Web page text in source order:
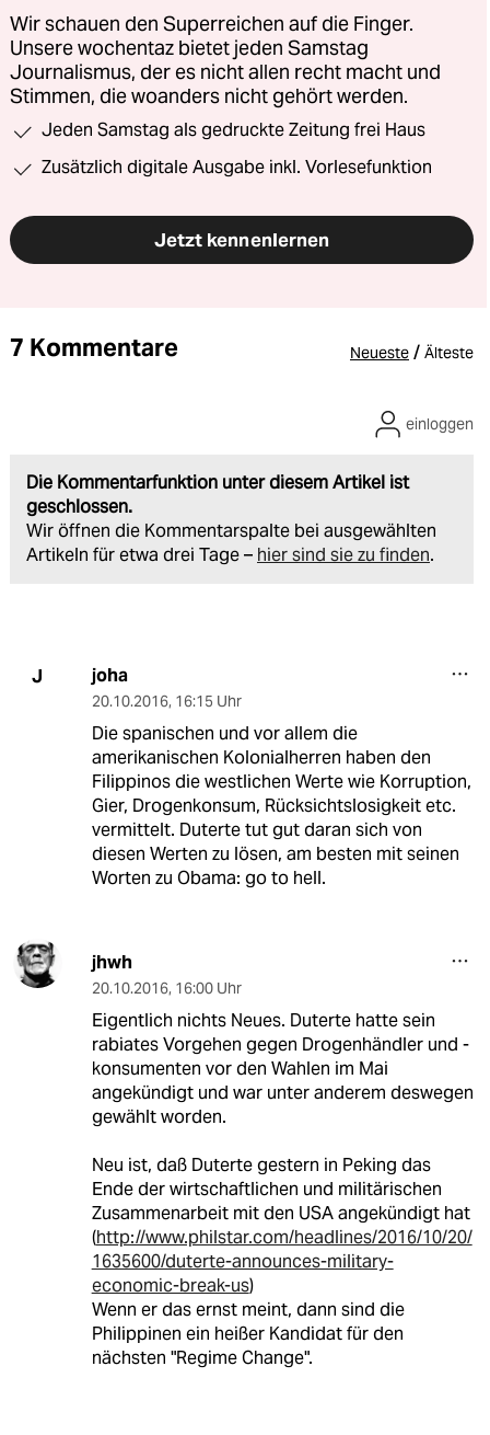
Wir schauen den Superreichen auf die Finger.
Unsere wochentaz bietet jeden Samstag
Journalismus, der es nicht allen recht macht und
Stimmen, die woanders nicht gehört werden.
Jeden Samstag als gedruckte Zeitung frei Haus
Zusätzlich digitale Ausgabe inkl. Vorlesefunktion
Jetzt kennenlernen
7 Kommentare Neueste / Älteste
Die Kommentarfunktion unter diesem Artikel ist
geschlossen.
Wir öffnen die Kommentarspalte bei ausgewählten
Artikeln für etwa drei Tage – hier sind sie zu finden.
einloggen
J joha
20.10.2016, 16:15 Uhr
Die spanischen und vor allem die
amerikanischen Kolonialherren haben den
Filippinos die westlichen Werte wie Korruption,
Gier, Drogenkonsum, Rücksichtslosigkeit etc.
vermittelt. Duterte tut gut daran sich von
diesen Werten zu lösen, am besten mit seinen
Worten zu Obama: go to hell.
jhwh
20.10.2016, 16:00 Uhr
Eigentlich nichts Neues. Duterte hatte sein
rabiates Vorgehen gegen Drogenhändler und -
konsumenten vor den Wahlen im Mai
angekündigt und war unter anderem deswegen
gewählt worden.
Neu ist, daß Duterte gestern in Peking das
Ende der wirtschaftlichen und militärischen
Zusammenarbeit mit den USA angekündigt hat
(http://www.philstar.com/headlines/2016/10/20/
1635600/duterte-announces-military-
economic-break-us)
Wenn er das ernst meint, dann sind die
Philippinen ein heißer Kandidat für den
nächsten "Regime Change".